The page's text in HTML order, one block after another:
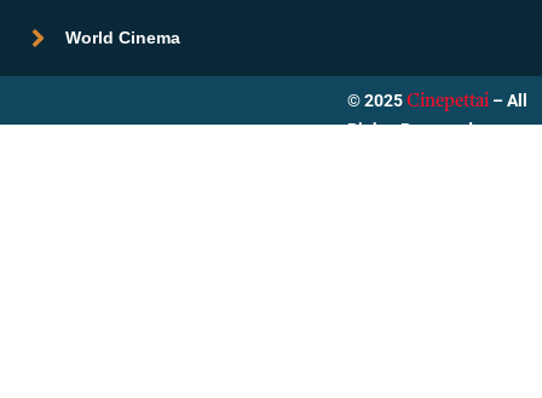
World Cinema
© 2025 Cinepettai – All
Rights Reserved